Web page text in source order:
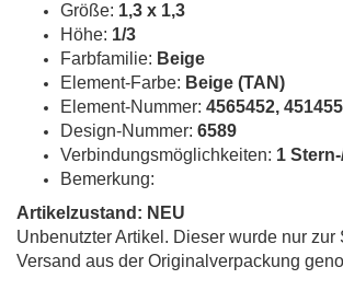
Größe: 1,3 x 1,3
Höhe: 1/3
Farbfamilie: Beige
Element-Farbe: Beige (TAN)
Element-Nummer: 4565452,
Design-Nummer: 6589
Verbindungsmöglichkeiten: 1
Bemerkung:
Artikelzustand: NEU
Unbenutzter Artikel. Dieser wurde nur zur
Versand aus der Originalverpackung